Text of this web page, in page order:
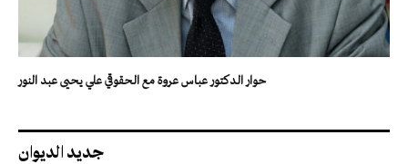
حوار الدكتور عباس عروة مع الحقوقي علي يحيى عبد النور
جديد الديوان